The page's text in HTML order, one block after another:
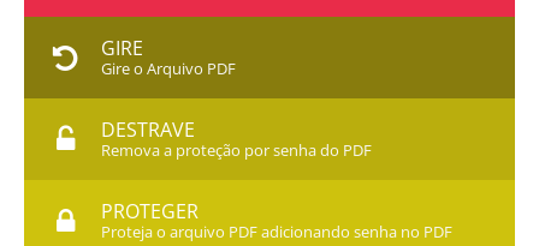
GIRE
Gire o Arquivo PDF
DESTRAVE
Remova a proteção por senha do PDF
PROTEGER
Proteja o arquivo PDF adicionando senha no PDF